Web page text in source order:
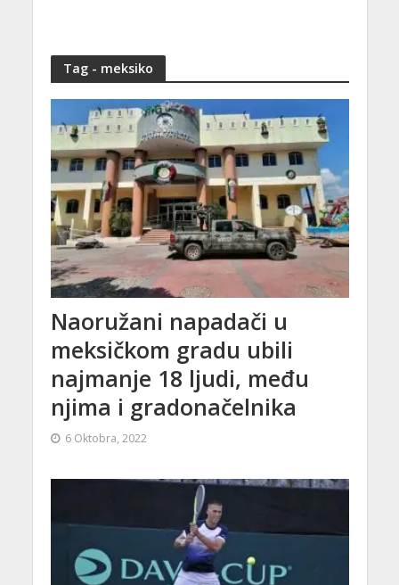
Tag - meksiko
Naoružani napadači u
meksičkom gradu ubili
najmanje 18 ljudi, među
njima i gradonačelnika
6 Oktobra, 2022